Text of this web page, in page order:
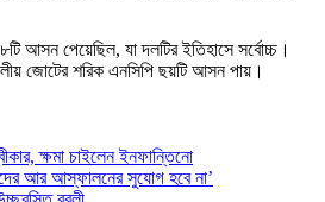
আসন পেয়েছিল, যা দলটির ইতিহাসে সর্বোচ্চ।
জোটের শরিক এনসিপি ছয়টি আসন পায়।
ক্ষমা চাইলেন ইনফান্তিনো
আর আস্ফালনের সুযোগ হবে না’